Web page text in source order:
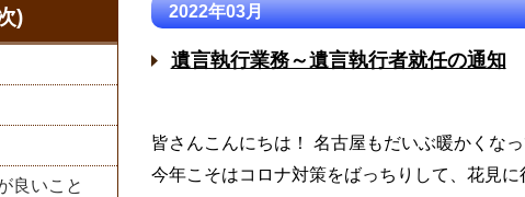
2022年03月
遺言執行業務～遺言執行者就任の通知
皆さんこんにちは！ 名古屋もだいぶ暖かくな
今年こそはコロナ対策をばっちりして、花見に
)
良いこと